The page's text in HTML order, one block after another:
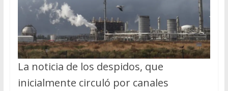
La noticia de los despidos, que
inicialmente circuló por canales